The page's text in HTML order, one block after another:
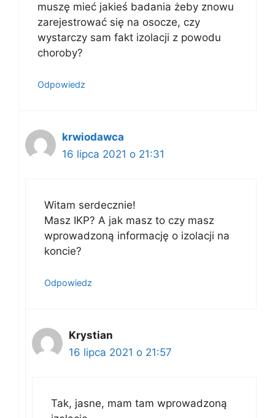
muszę mieć jakieś badania żeby znowu
zarejestrować się na osocze, czy
wystarczy sam fakt izolacji z powodu
choroby?
Odpowiedz
krwiodawca
16 lipca 2021 o 21:31
Witam serdecznie!
Masz IKP? A jak masz to czy masz
wprowadzoną informację o izolacji na
koncie?
Odpowiedz
Krystian
16 lipca 2021 o 21:57
Tak, jasne, mam tam wprowadzoną